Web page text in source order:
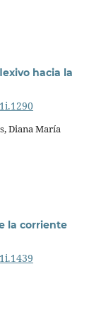
hacia la
Diana María
la corriente